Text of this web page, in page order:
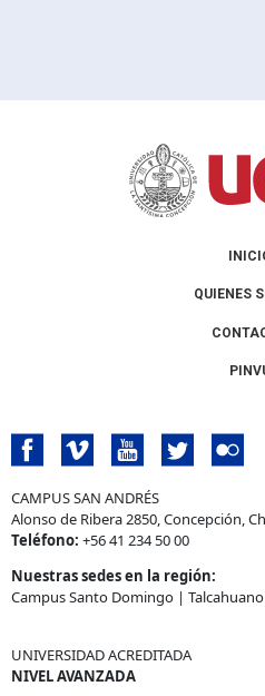
QUIENES
CAMPUS SAN ANDRÉS
Alonso de Ribera 2850, Concepción,
Teléfono: +56 41 234 50 00
Nuestras sedes en la región:
Campus Santo Domingo| Talcahuano
UNIVERSIDAD ACREDITADA
NIVEL AVANZADA